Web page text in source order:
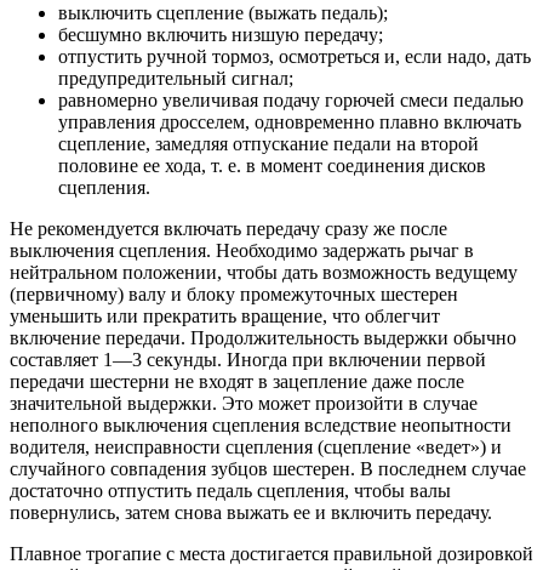
выключить сцепление (выжать педаль);
бесшумно включить низшую передачу;
отпустить ручной тормоз, осмотреться и, если надо, дать
предупредительный сигнал;
равномерно увеличивая подачу горючей смеси педалью
управления дросселем, одновременно плавно включать
сцепление, замедляя отпускание педали на второй
половине ее хода, т. е. в момент соединения дисков
сцепления.
Не рекомендуется включать передачу сразу же после
выключения сцепления. Необходимо задержать рычаг в
нейтральном положении, чтобы дать возможность ведущему
(первичному) валу и блоку промежуточных шестерен
уменьшить или прекратить вращение, что облегчит
включение передачи. Продолжительность выдержки обычно
составляет 1—3 секунды. Иногда при включении первой
передачи шестерни не входят в зацепление даже после
значительной выдержки. Это может произойти в случае
неполного выключения сцепления вследствие неопытности
водителя, неисправности сцепления (сцепление «ведет») и
случайного совпадения зубцов шестерен. В последнем случае
достаточно отпустить педаль сцепления, чтобы валы
повернулись, затем снова выжать ее и включить передачу.
Плавное трогапие с места достигается правильной дозировкой